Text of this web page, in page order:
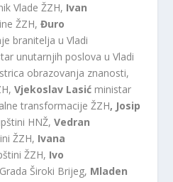
Vlade ŽZH, Ivan
ŽZH,Đuro
branitelja u Vladi
unutarnjih poslova u Vladi
obrazovanja znanosti,
Vjekoslav Lasić ministar
transformacije ŽZH, Josip
HNŽ,Vedran
ŽZH, Ivana
ŽZH, Ivo
Široki Brijeg, Mladen